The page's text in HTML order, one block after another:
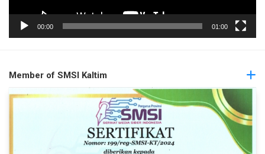
00:00 01:00
Member of SMSI Kaltim